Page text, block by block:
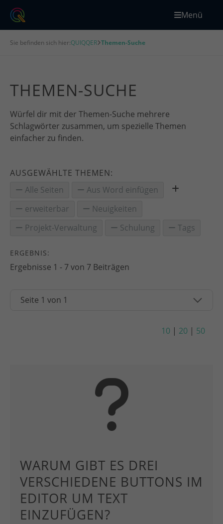
Menü
Sie befinden sich hier:QUIQQER Themen-Suche
THEMEN-SUCHE
Würfel dir mit der Themen-Suche mehrere
Schlagwörter zusammen, um spezielle Themen
einfacher zu finden.
AUSGEWÄHLTE THEMEN:
Alle Seiten
Aus Word einfügen
erweiterbar
Neuigkeiten
Projekt-Verwaltung
Schulung Tags
ERGEBNIS:
Ergebnisse 1 - 7 von 7 Beiträgen
10 | 20 | 50
WARUM GIBT ES DREI
VERSCHIEDENE BUTTONS IM
EDITOR UM TEXT
EINZUFÜGEN?